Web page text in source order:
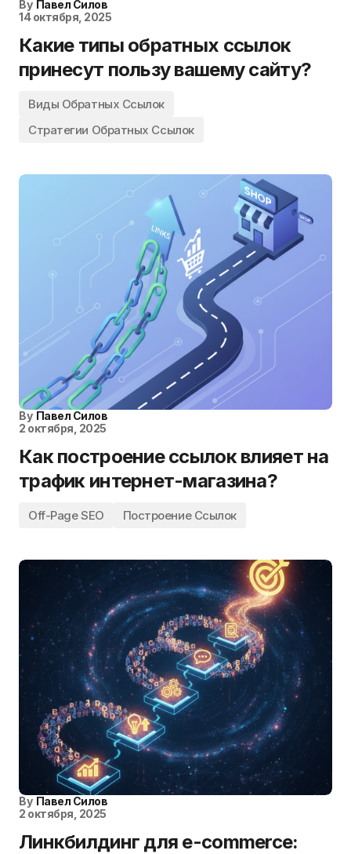
By Павел Силов
14 октября, 2025
Какие типы обратных ссылок
принесут пользу вашему сайту?
Виды Обратных Ссылок
Стратегии Обратных Ссылок
By Павел Силов
2 октября, 2025
Как построение ссылок влияет на
трафик интернет-магазина?
Off-Page SEO Построение Ссылок
By Павел Силов
2 октября, 2025
Линкбилдинг для e-commerce: